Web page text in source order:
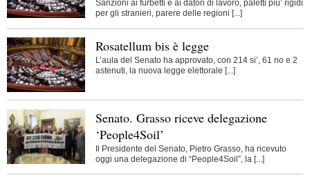
Sanzioni ai furbetti e ai datori di lavoro, paletti piu’ rigidi
per gli stranieri, parere delle regioni [...]
Rosatellum bis è legge
L’aula del Senato ha approvato, con 214 si’, 61 no e 2
astenuti, la nuova legge elettorale [...]
Senato. Grasso riceve delegazione
‘People4Soil’
Il Presidente del Senato, Pietro Grasso, ha ricevuto
oggi una delegazione di “People4Soil”, la [...]